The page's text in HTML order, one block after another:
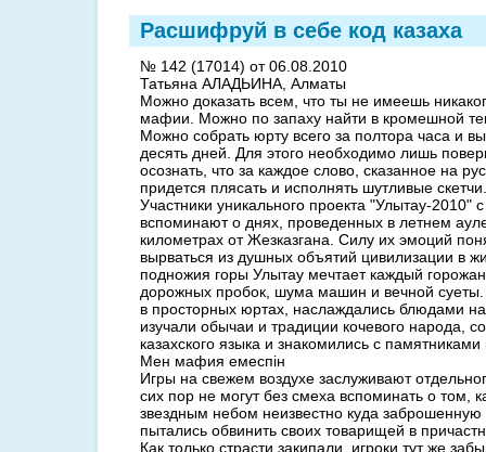
Расшифруй в себе код казаха
№ 142 (17014) от 06.08.2010
Татьяна АЛАДЬИНА, Алматы
Можно доказать всем, что ты не имеешь
мафии. Можно по запаху найти в кромешной
Можно собрать юрту всего за полтора часа и
десять дней. Для этого необходимо лишь
осознать, что за каждое слово, сказанное на
придется плясать и исполнять шутливые скетчи.
Участники уникального проекта "Улытау-2010"
вспоминают о днях, проведенных в летнем
километрах от Жезказгана. Силу их эмоций
вырваться из душных объятий цивилизации в
подножия горы Улытау мечтает каждый
дорожных пробок, шума машин и вечной
в просторных юртах, наслаждались блюдами
изучали обычаи и традиции кочевого народа,
казахского языка и знакомились с памятниками
Мен мафия емеспiн
Игры на свежем воздухе заслуживают
сих пор не могут без смеха вспоминать о том,
звездным небом неизвестно куда заброшенную
пытались обвинить своих товарищей в
Как только страсти закипали, игроки тут же